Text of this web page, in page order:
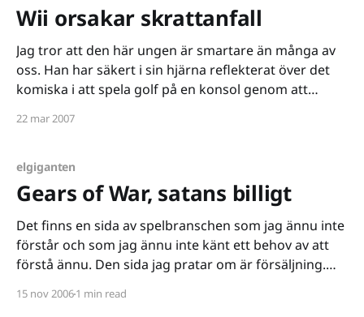
Wii orsakar skrattanfall
Jag tror att den här ungen är smartare än många av
oss. Han har säkert i sin hjärna reflekterat över det
komiska i att spela golf på en konsol genom att
22 mar 2007
elgiganten
Gears of War, satans billigt
Det finns en sida av spelbranschen som jag ännu inte
förstår och som jag ännu inte känt ett behov av att
förstå ännu. Den sida jag pratar om är försäljning.
spelbranschen gör mer fel än rätt när produkter skall
15 nov 20061 min read